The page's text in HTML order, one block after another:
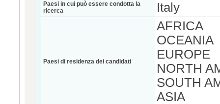
Paesi in cui può essere condotta la
ricerca
Italy
Paesi di residenza dei candidati
AFRICA
OCEANIA
EUROPE
NORTH
SOUTH
ASIA